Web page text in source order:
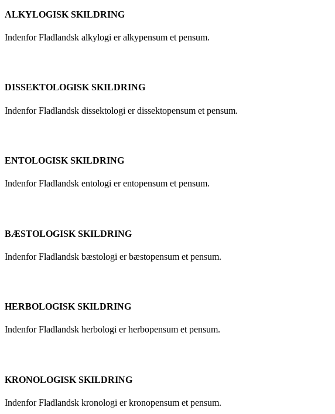
ALKYLOGISK SKILDRING
Indenfor Fladlandsk alkylogi er alkypensum et pensum.
DISSEKTOLOGISK SKILDRING
Indenfor Fladlandsk dissektologi er dissektopensum et pensum.
ENTOLOGISK SKILDRING
Indenfor Fladlandsk entologi er entopensum et pensum.
BÆSTOLOGISK SKILDRING
Indenfor Fladlandsk bæstologi er bæstopensum et pensum.
HERBOLOGISK SKILDRING
Indenfor Fladlandsk herbologi er herbopensum et pensum.
KRONOLOGISK SKILDRING
Indenfor Fladlandsk kronologi er kronopensum et pensum.